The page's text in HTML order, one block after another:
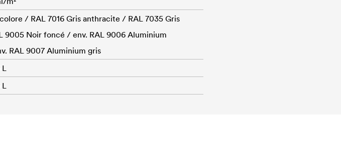
/ RAL 7016 Gris anthracite / RAL 7035 Gris
9005 Noir foncé / env. RAL 9006 Aluminium
RAL 9007 Aluminium gris
L
L